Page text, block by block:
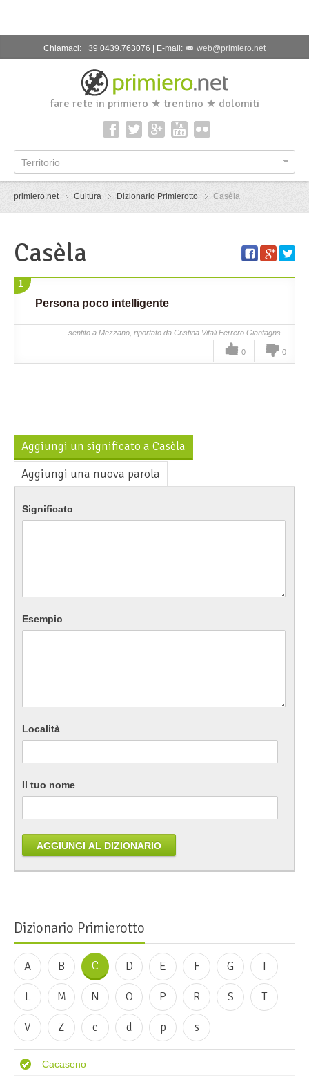
Chiamaci: +39 0439.763076 | E-mail: web@primiero.net
fare rete in primiero ★ trentino ★ dolomiti
Territorio
primiero.net Cultura Dizionario Primierotto Casèla
Casèla
1
Persona poco intelligente
sentito a Mezzano, riportato da Cristina Vitali Ferrero Gianfagns
0 0
Aggiungi un significato a Casèla
Aggiungi una nuova parola
Significato
Esempio
Località
Il tuo nome
AGGIUNGI AL DIZIONARIO
Dizionario Primierotto
A B C D E F G I
L M N O P R S T
V Z c d p s
Cacaseno